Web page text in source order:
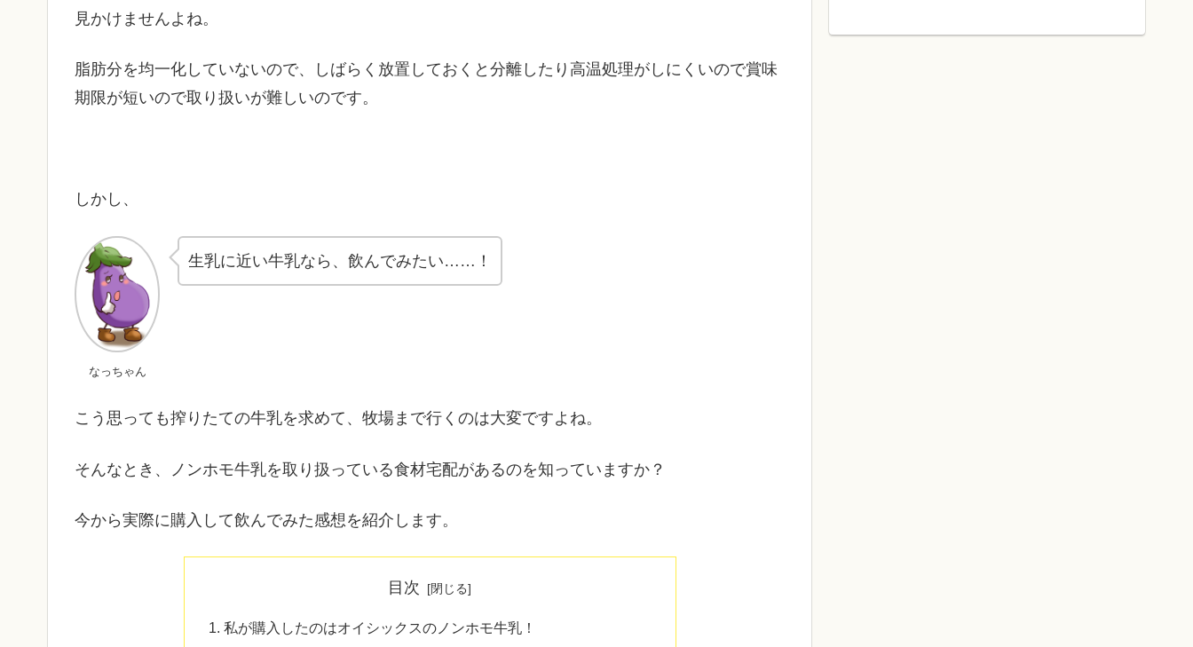
見かけませんよね。
脂肪分を均一化していないので、しばらく放置しておくと分離したり高温処理がしにくいので賞味
期限が短いので取り扱いが難しいのです。
しかし、
なっちゃん
生乳に近い牛乳なら、飲んでみたい……！
こう思っても搾りたての牛乳を求めて、牧場まで行くのは大変ですよね。
そんなとき、ノンホモ牛乳を取り扱っている食材宅配があるのを知っていますか？
今から実際に購入して飲んでみた感想を紹介します。
目次
私が購入したのはオイシックスのノンホモ牛乳！